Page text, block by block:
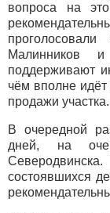
вопроса на
Малинников
поддерживают
чём вполне идёт
продажи участка.
В очередной
дней, на
состоявшихся